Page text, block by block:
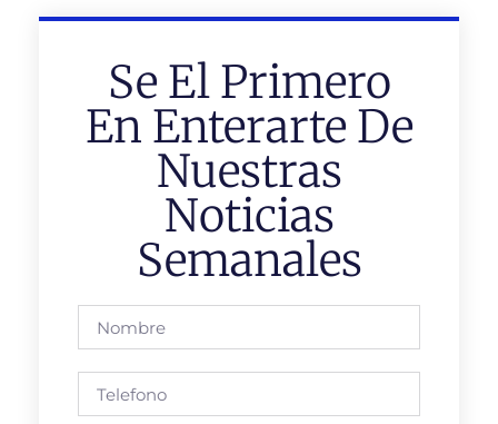
Se El Primero
En Enterarte De
Nuestras
Noticias
Semanales